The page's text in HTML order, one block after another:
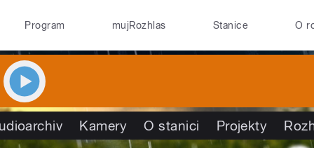
Program mujRozhlas Stanice O
Kamery O stanici Projekty